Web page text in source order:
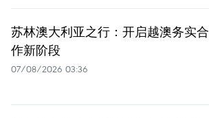
苏林澳大利亚之行：开启越澳务实合
作新阶段
07/08/2026 03:36